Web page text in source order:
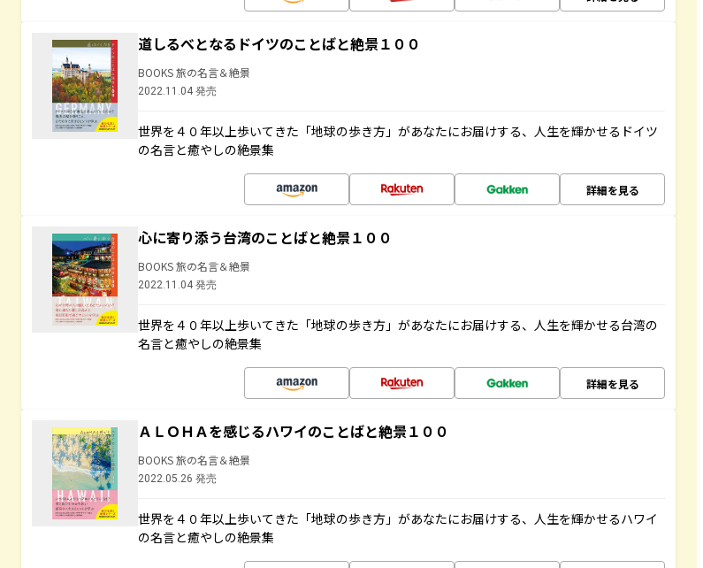
道しるべとなるドイツのことばと絶景１００
BOOKS 旅の名言＆絶景
2022.11.04 発売
世界を４０年以上歩いてきた「地球の歩き方」があなたにお届けする、人生を輝かせるドイツ
の名言と癒やしの絶景集
詳細を見る
心に寄り添う台湾のことばと絶景１００
BOOKS 旅の名言＆絶景
2022.11.04 発売
世界を４０年以上歩いてきた「地球の歩き方」があなたにお届けする、人生を輝かせる台湾の
名言と癒やしの絶景集
詳細を見る
ＡＬＯＨＡを感じるハワイのことばと絶景１００
BOOKS 旅の名言＆絶景
2022.05.26 発売
世界を４０年以上歩いてきた「地球の歩き方」があなたにお届けする、人生を輝かせるハワイ
の名言と癒やしの絶景集